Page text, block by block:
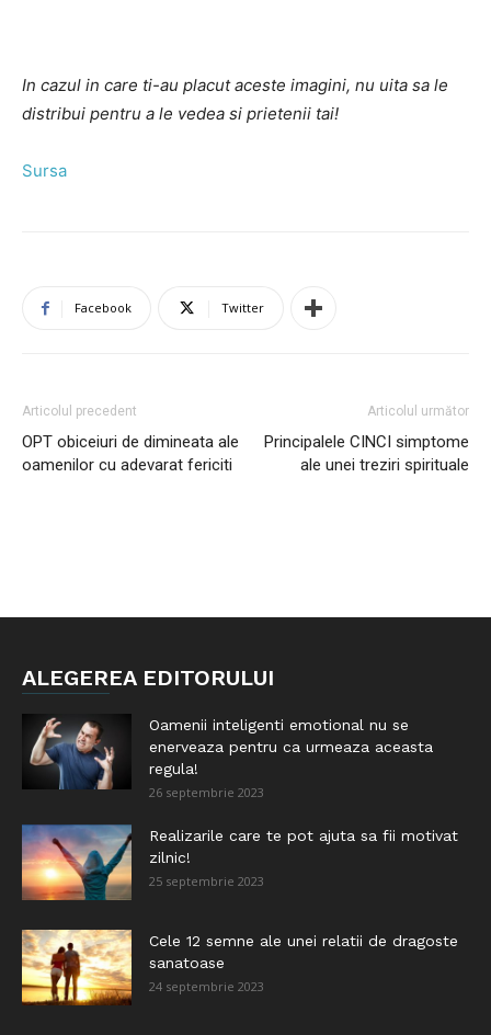
In cazul in care ti-au placut aceste imagini, nu uita sa le
distribui pentru a le vedea si prietenii tai!
Sursa
Facebook Twitter
Articolul precedent
OPT obiceiuri de dimineata ale
oamenilor cu adevarat fericiti
Articolul următor
Principalele CINCI simptome
ale unei treziri spirituale
ALEGEREA EDITORULUI
Oamenii inteligenti emotional nu se
enerveaza pentru ca urmeaza aceasta
regula!
26 septembrie 2023
Realizarile care te pot ajuta sa fii motivat
zilnic!
25 septembrie 2023
Cele 12 semne ale unei relatii de dragoste
sanatoase
24 septembrie 2023